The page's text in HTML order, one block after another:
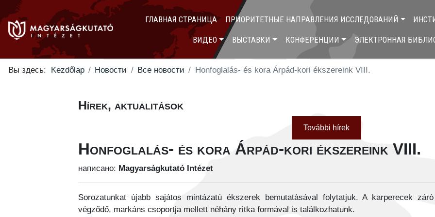
ГЛАВНАЯ СТРАНИЦА ПРИОРИТЕТНЫЕ НАПРАВЛЕНИЯ ИССЛЕДОВАНИЙ
ВИДЕО ВЫСТАВКИ КОНФЕРЕНЦИИ ЭЛЕКТРОННАЯ
Вы здесь: Kezdőlap Новости Все новости Honfoglalás- és kora Árpád-kori ékszereink VIII.
Hírek, aktualitások
További hírek
Honfoglalás- és kora Árpád-kori ékszereink VIII.
написано: Magyarságkutató Intézet
Sorozatunkat újabb sajátos mintázatú ékszerek bemutatásával folytatjuk. A karperecek
végződő, markáns csoportja mellett néhány ritka formával is találkozhatunk.